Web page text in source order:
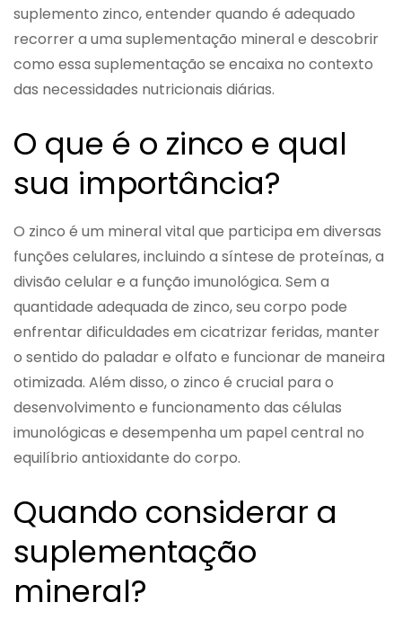
suplemento zinco, entender quando é adequado
recorrer a uma suplementação mineral e descobrir
como essa suplementação se encaixa no contexto
das necessidades nutricionais diárias.
O que é o zinco e qual
sua importância?
O zinco é um mineral vital que participa em diversas
funções celulares, incluindo a síntese de proteínas, a
divisão celular e a função imunológica. Sem a
quantidade adequada de zinco, seu corpo pode
enfrentar dificuldades em cicatrizar feridas, manter
o sentido do paladar e olfato e funcionar de maneira
otimizada. Além disso, o zinco é crucial para o
desenvolvimento e funcionamento das células
imunológicas e desempenha um papel central no
equilíbrio antioxidante do corpo.
Quando considerar a
suplementação
mineral?